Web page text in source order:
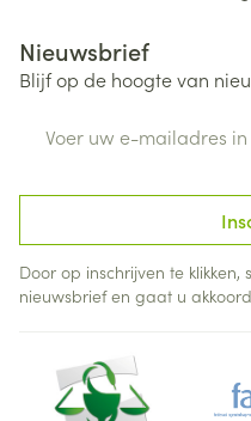
Nieuwsbrief
Blijf op de hoogte van
Door op inschrijven te
nieuwsbrief en gaat u